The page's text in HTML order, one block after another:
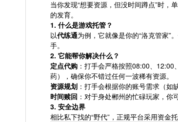
当你发现“想要资源，但没时间蹲点”时，
的发育。
1. 什么是游戏托管？
以代练通为例，它就像是你的“洛克管家”
手。
2. 它能帮你解决什么？
定点代购 ：打手会严格按照08:00、
药），确保你不错过任何一波稀有资源。
资源规划 ：打手会根据你的账号需求（如
时间赎回 ：对于身处郴州的忙碌玩家，你
3. 安全边界
相比私下找的“野代”，正规平台采用资金